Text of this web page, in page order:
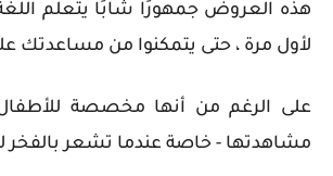
هذه العروض جمهورًا شابًا يتعلم اللغة
لأول مرة ، حتى يتمكنوا من مساعدتك
على الرغم من أنها مخصصة
مشاهدتها - خاصة عندما تشعر بالفخر